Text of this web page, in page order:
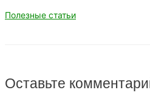
Полезные статьи
Оставьте